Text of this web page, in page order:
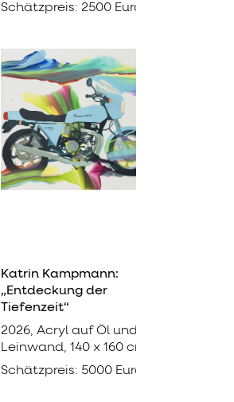
Schätzpreis: 2500 Euro
Katrin Kampmann:
„Entdeckung der
Tiefenzeit“
2026, Acryl auf Öl und
Leinwand, 140 x 160 cm
Schätzpreis: 5000 Euro